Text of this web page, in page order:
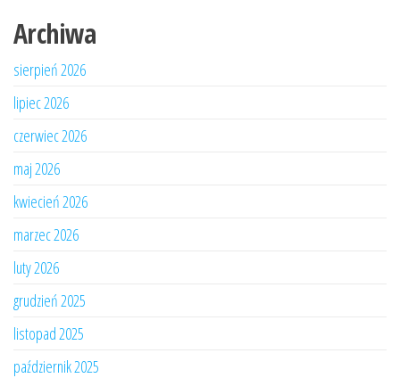
Archiwa
sierpień 2026
lipiec 2026
czerwiec 2026
maj 2026
kwiecień 2026
marzec 2026
luty 2026
grudzień 2025
listopad 2025
październik 2025